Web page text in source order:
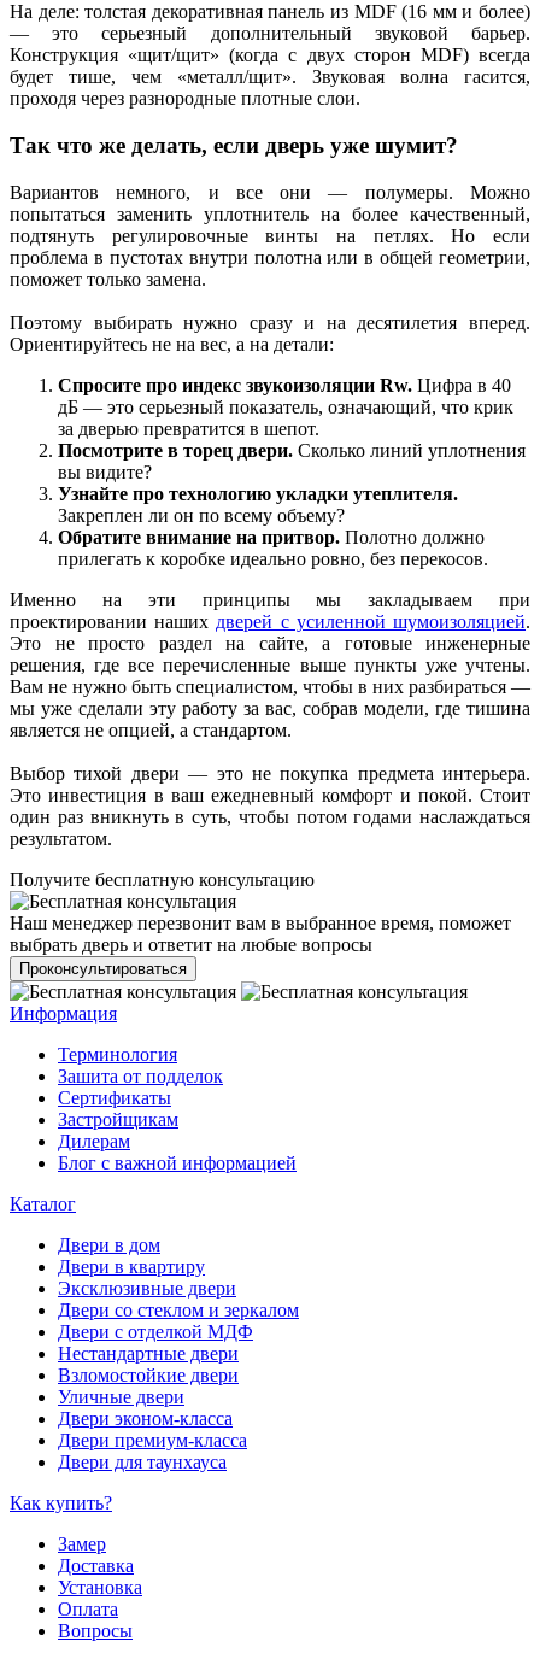
На деле: толстая декоративная панель из MDF (16 мм и более)
— это серьезный дополнительный звуковой барьер.
Конструкция «щит/щит» (когда с двух сторон MDF) всегда
будет тише, чем «металл/щит». Звуковая волна гасится,
проходя через разнородные плотные слои.
Так что же делать, если дверь уже шумит?
Вариантов немного, и все они — полумеры. Можно
попытаться заменить уплотнитель на более качественный,
подтянуть регулировочные винты на петлях. Но если
проблема в пустотах внутри полотна или в общей геометрии,
поможет только замена.
Поэтому выбирать нужно сразу и на десятилетия вперед.
Ориентируйтесь не на вес, а на детали:
Спросите про индекс звукоизоляции Rw. Цифра в 40
дБ — это серьезный показатель, означающий, что крик
за дверью превратится в шепот.
Посмотрите в торец двери. Сколько линий уплотнения
вы видите?
Узнайте про технологию укладки утеплителя.
Закреплен ли он по всему объему?
Обратите внимание на притвор. Полотно должно
прилегать к коробке идеально ровно, без перекосов.
Именно на эти принципы мы закладываем при
проектировании наших дверей с усиленной шумоизоляцией.
Это не просто раздел на сайте, а готовые инженерные
решения, где все перечисленные выше пункты уже учтены.
Вам не нужно быть специалистом, чтобы в них разбираться —
мы уже сделали эту работу за вас, собрав модели, где тишина
является не опцией, а стандартом.
Выбор тихой двери — это не покупка предмета интерьера.
Это инвестиция в ваш ежедневный комфорт и покой. Стоит
один раз вникнуть в суть, чтобы потом годами наслаждаться
результатом.
Получите бесплатную консультацию
Наш менеджер перезвонит вам в выбранное время, поможет
выбрать дверь и ответит на любые вопросы
Проконсультироваться
Информация
Терминология
Зашита от подделок
Сертификаты
Застройщикам
Дилерам
Блог с важной информацией
Каталог
Двери в дом
Двери в квартиру
Эксклюзивные двери
Двери со стеклом и зеркалом
Двери с отделкой МДФ
Нестандартные двери
Взломостойкие двери
Уличные двери
Двери эконом-класса
Двери премиум-класса
Двери для таунхауса
Как купить?
Замер
Доставка
Установка
Оплата
Вопросы